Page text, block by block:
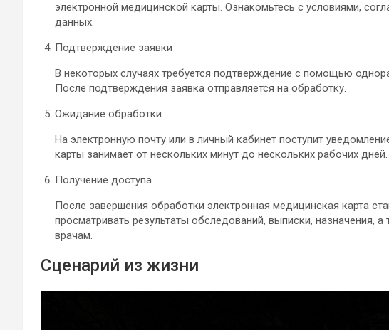
электронной медицинской карты. Ознакомьтесь с условиями,
данных.
Подтверждение заявки
В некоторых случаях требуется подтверждение с помощью
После подтверждения заявка отправляется на обработку.
Ожидание обработки
На электронную почту или в личный кабинет поступит
карты занимает от нескольких минут до нескольких рабочих дней.
Получение доступа
После завершения обработки электронная медицинская карта
просматривать результаты обследований, выписки, назначения,
врачам.
Сценарий из жизни